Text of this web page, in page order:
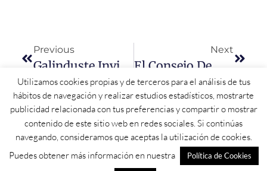
Previous Next
Utilizamos cookies propias y de terceros para el análisis de tus
hábitos de navegación y realizar estudios estadísticos, mostrarte
publicidad relacionada con tus preferencias y compartir o mostrar
contenido de este sitio web en redes sociales. Si continúas
navegando, consideramos que aceptas la utilización de cookies.
Puedes obtener más información en nuestra
Política de Cookies